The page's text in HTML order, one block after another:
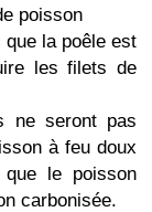
poisson
la poêle est
les filets de
ne seront pas
à feu doux
le poisson
carbonisée.